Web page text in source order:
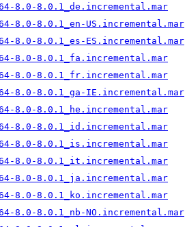
8.0-8.0.1_de.incremental.mar
8.0-8.0.1_en-US.incremental.mar
8.0-8.0.1_es-ES.incremental.mar
8.0-8.0.1_fa.incremental.mar
8.0-8.0.1_fr.incremental.mar
8.0-8.0.1_ga-IE.incremental.mar
8.0-8.0.1_he.incremental.mar
8.0-8.0.1_id.incremental.mar
8.0-8.0.1_is.incremental.mar
8.0-8.0.1_it.incremental.mar
8.0-8.0.1_ja.incremental.mar
8.0-8.0.1_ko.incremental.mar
8.0-8.0.1_nb-NO.incremental.mar